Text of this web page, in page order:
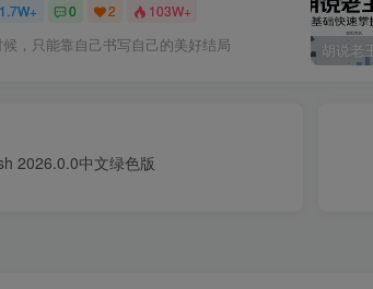
1.7W+ 0 2 103W+
候，只能靠自己书写自己的美好结局
2026.0.0中文绿色版